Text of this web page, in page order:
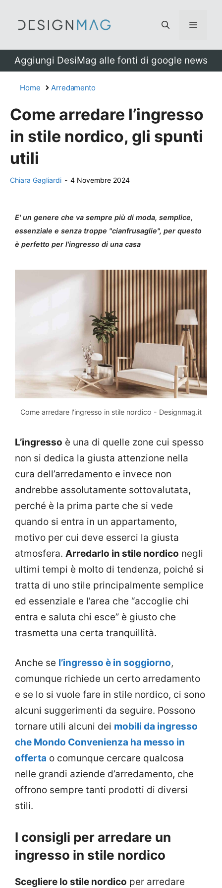
Menu
Aggiungi DesiMag alle fonti di google news
Home Arredamento
Come arredare l’ingresso
in stile nordico, gli spunti
utili
Chiara Gagliardi - 4 Novembre 2024
E' un genere che va sempre più di moda, semplice,
essenziale e senza troppe "cianfrusaglie", per questo
è perfetto per l'ingresso di una casa
Come arredare l'ingresso in stile nordico - Designmag.it
L’ingresso è una di quelle zone cui spesso
non si dedica la giusta attenzione nella
cura dell’arredamento e invece non
andrebbe assolutamente sottovalutata,
perché è la prima parte che si vede
quando si entra in un appartamento,
motivo per cui deve esserci la giusta
atmosfera. Arredarlo in stile nordico negli
ultimi tempi è molto di tendenza, poiché si
tratta di uno stile principalmente semplice
ed essenziale e l’area che “accoglie chi
entra e saluta chi esce” è giusto che
trasmetta una certa tranquillità.
Anche se l’ingresso è in soggiorno,
comunque richiede un certo arredamento
e se lo si vuole fare in stile nordico, ci sono
alcuni suggerimenti da seguire. Possono
tornare utili alcuni dei mobili da ingresso
che Mondo Convenienza ha messo in
offerta o comunque cercare qualcosa
nelle grandi aziende d’arredamento, che
offrono sempre tanti prodotti di diversi
stili.
I consigli per arredare un
ingresso in stile nordico
Scegliere lo stile nordico per arredare